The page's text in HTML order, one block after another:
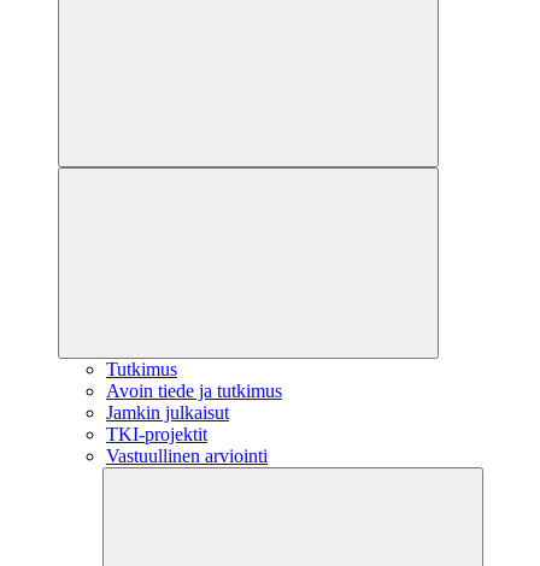
Tutkimus
Avoin tiede ja tutkimus
Jamkin julkaisut
TKI-projektit
Vastuullinen arviointi